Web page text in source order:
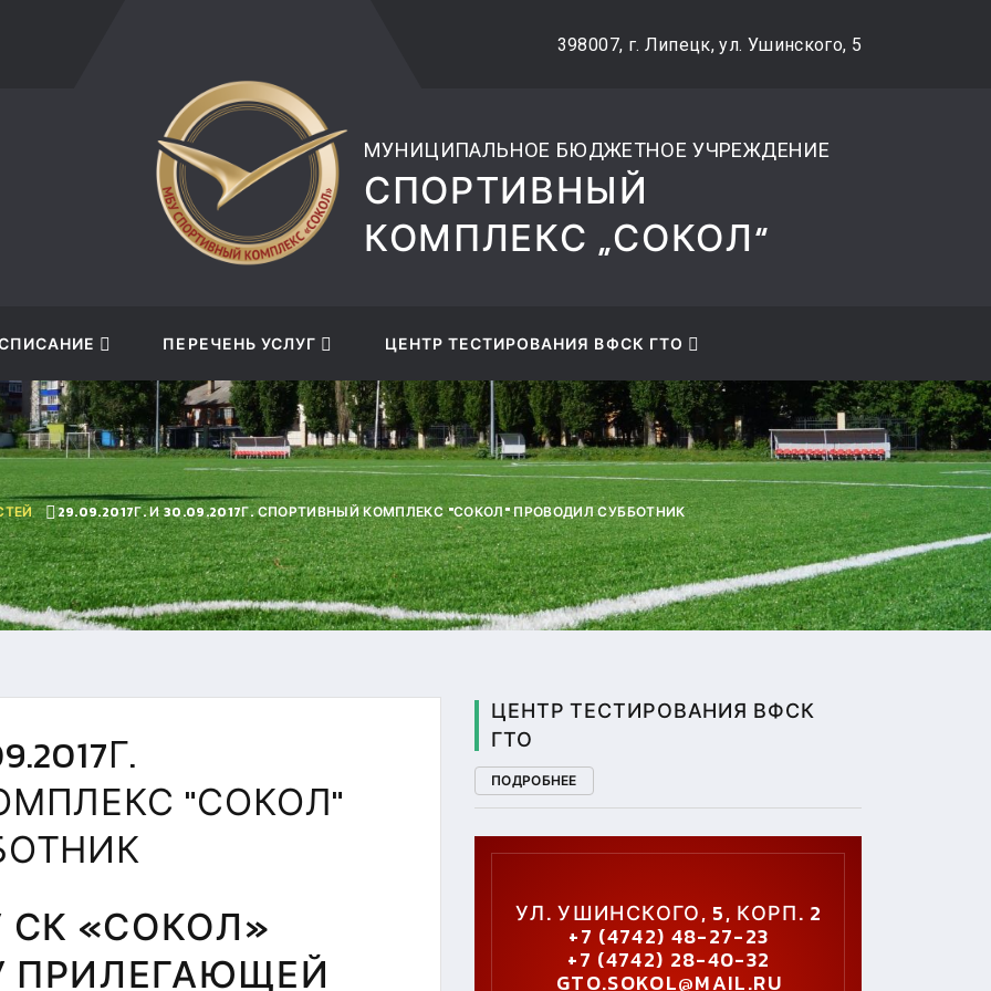
+7 (4742) 48-27-89
ВЕРСИЯ САЙТА
СЛАБОВИДЯЩИХ
398007, г. Липецк, ул. Ушинского, 5
МУНИЦИПАЛЬНОЕ БЮДЖЕТНОЕ УЧРЕЖДЕНИЕ
СПОРТИВНЫЙ
КОМПЛЕКС „СОКОЛ“
ПЕРЕЧЕНЬ УСЛУГ ЦЕНТР ТЕСТИРОВАНИЯ ВФСК ГТО
29.09.2017Г. И 30.09.2017Г. СПОРТИВНЫЙ КОМПЛЕКС "СОКОЛ" ПРОВОДИЛ СУББОТНИК
"СОКОЛ"
СК «СОКОЛ»
ПРИЛЕГАЮЩЕЙ
ЦЕНТР ТЕСТИРОВАНИЯ ВФСК
ГТО
ПОДРОБНЕЕ
2
ГТО
УЛ. УШИНСКОГО, 5, КОРП. 2
+7 (4742) 48-27-23
+7 (4742) 28-40-32
GTO.SOKOL@MAIL.RU